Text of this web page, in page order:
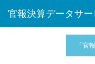
官報決算データサー
「官